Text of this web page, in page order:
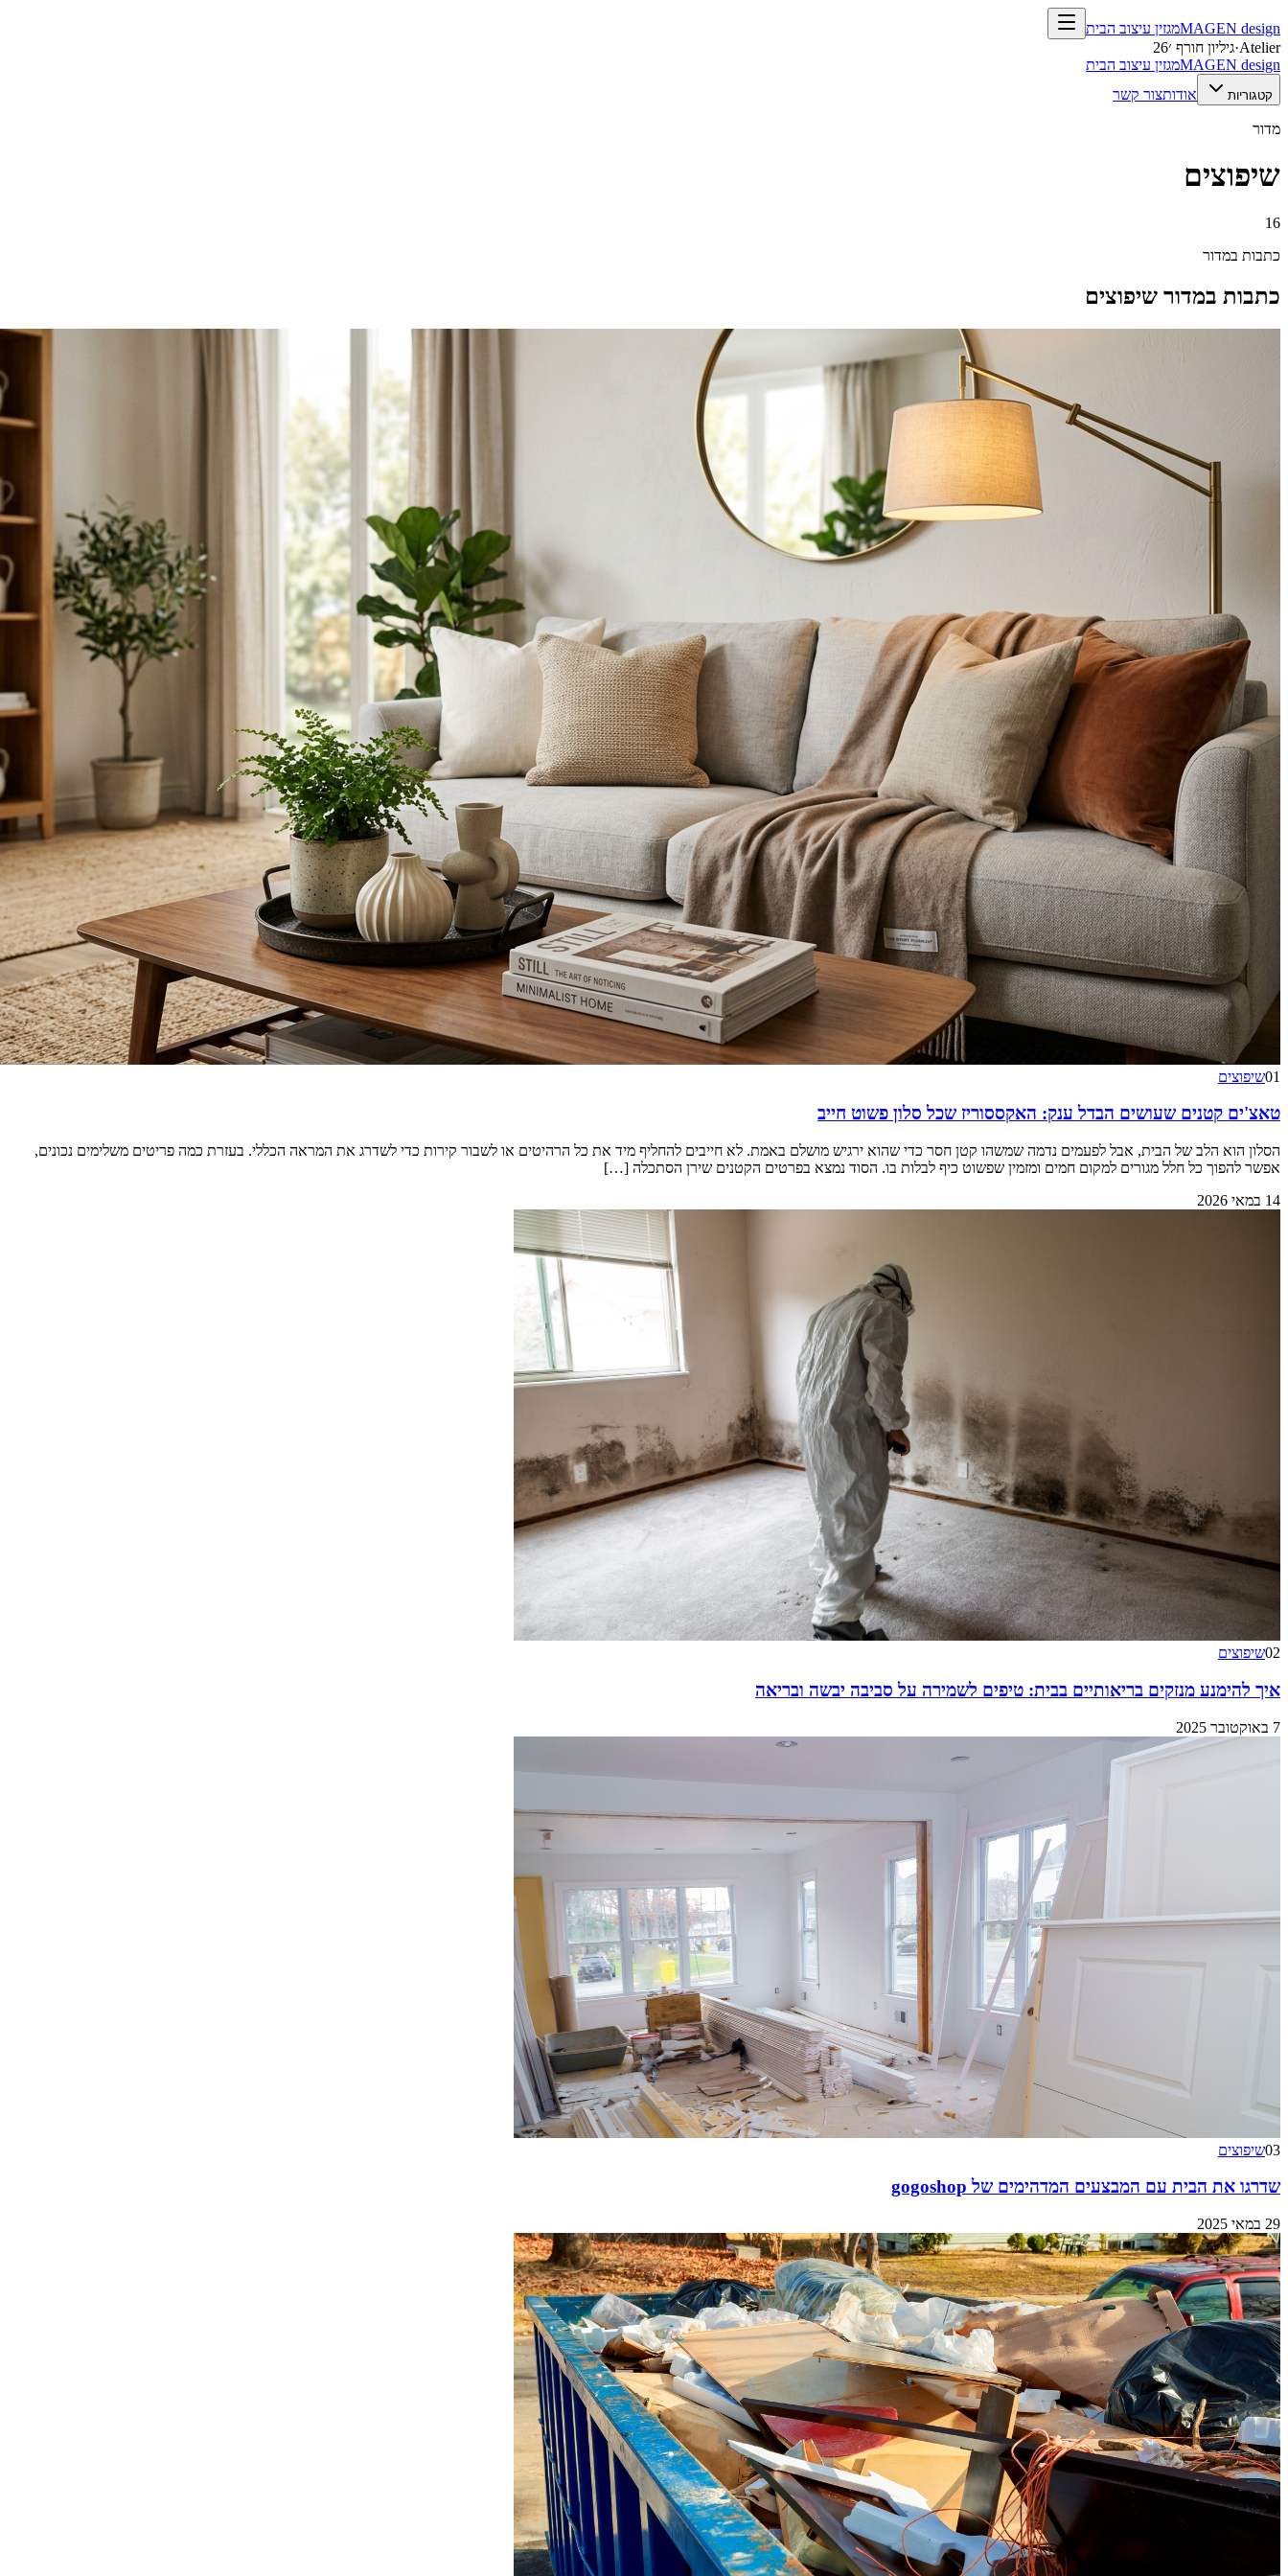
MAGEN design
מגזין עיצוב הבית
Atelier
·גיליון חורף ׳26
MAGEN design מגזין עיצוב הבית
קטגוריות אודותצור קשר
מדור
שיפוצים
16
כתבות במדור
כתבות במדור שיפוצים
01שיפוצים
טאצ'ים קטנים שעושים הבדל ענק: האקססוריז שכל סלון פשוט חייב
הסלון הוא הלב של הבית, אבל לפעמים נדמה שמשהו קטן חסר כדי שהוא ירגיש מושלם באמת. לא חייבים להחליף מיד את כל הרהיטים או לשבור קירות כדי לשדרג את המראה הכללי. בעזרת כמה פריטים משלימים נכונים,
אפשר להפוך כל חלל מגורים למקום חמים ומזמין שפשוט כיף לבלות בו. הסוד נמצא בפרטים הקטנים שירן הסתכלה […]
14 במאי 2026
02שיפוצים
איך להימנע מנזקים בריאותיים בבית: טיפים לשמירה על סביבה יבשה ובריאה
7 באוקטובר 2025
03שיפוצים
שדרגו את הבית עם המבצעים המדהימים של gogoshop
29 במאי 2025